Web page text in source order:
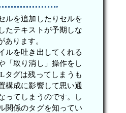
ルを追加したりセルを
たテキストが予期しな
あります。
ルを吐き出してくれる
「取り消し」操作をし
タグは残ってしまうも
構成に影響して思い通
ってしまうのです。し
関係のタグを知ってい